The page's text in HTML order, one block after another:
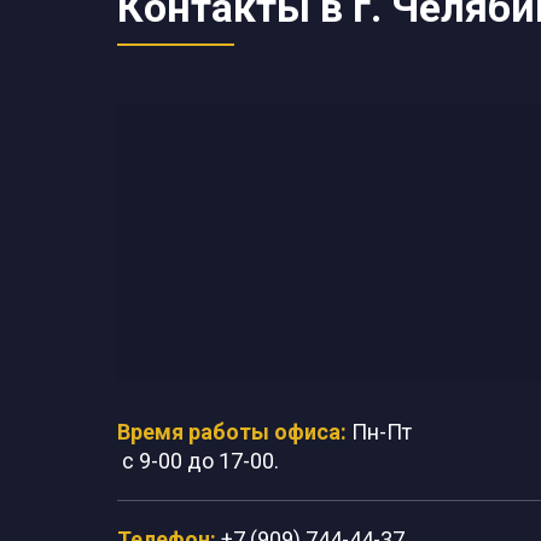
Время работы офиса: Пн-Пт
с 9-00 до 17-00.